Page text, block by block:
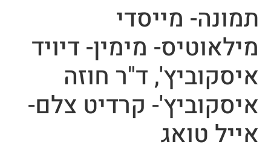
תמונה- מייסדי
מילאוטיס- מימין- דיויד
איסקוביץ', ד"ר חוזה
איסקוביץ'- קרדיט צלם-
אייל טואג